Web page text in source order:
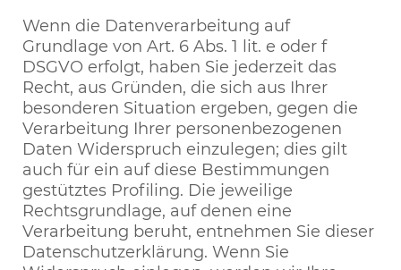
Wenn die Datenverarbeitung auf
Grundlage von Art. 6 Abs. 1 lit. e oder f
DSGVO erfolgt, haben Sie jederzeit das
Recht, aus Gründen, die sich aus Ihrer
besonderen Situation ergeben, gegen die
Verarbeitung Ihrer personenbezogenen
Daten Widerspruch einzulegen; dies gilt
auch für ein auf diese Bestimmungen
gestütztes Profiling. Die jeweilige
Rechtsgrundlage, auf denen eine
Verarbeitung beruht, entnehmen Sie dieser
Datenschutzerklärung. Wenn Sie